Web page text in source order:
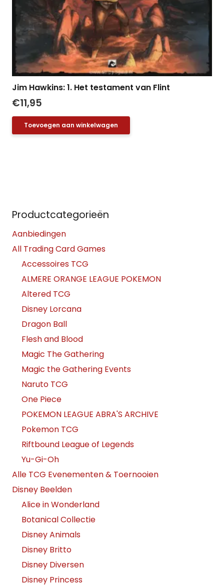
Jim Hawkins: 1. Het testament van Flint
€11,95
Toevoegen aan winkelwagen
Productcategorieën
Aanbiedingen
All Trading Card Games
Accessoires TCG
ALMERE ORANGE LEAGUE POKEMON
Altered TCG
Disney Lorcana
Dragon Ball
Flesh and Blood
Magic The Gathering
Magic the Gathering Events
Naruto TCG
One Piece
POKEMON LEAGUE ABRA'S ARCHIVE
Pokemon TCG
Riftbound League of Legends
Yu-Gi-Oh
Alle TCG Evenementen & Toernooien
Disney Beelden
Alice in Wonderland
Botanical Collectie
Disney Animals
Disney Britto
Disney Diversen
Disney Princess